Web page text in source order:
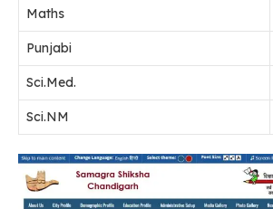
Maths
Punjabi
Sci.Med.
Sci.NM